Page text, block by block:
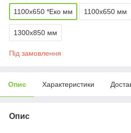
1100х650 *Еко мм 1100х650 мм
1300х850 мм
Під замовлення
Опис Характеристики
Опис